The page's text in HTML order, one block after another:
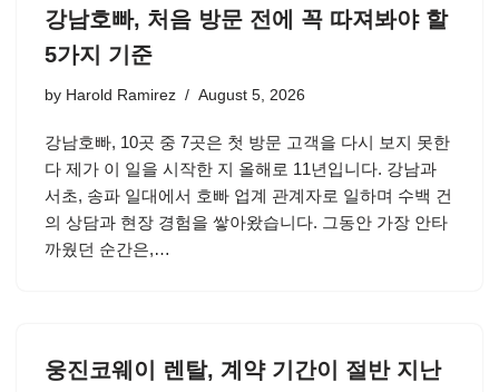
강남호빠, 처음 방문 전에 꼭 따져봐야 할
5가지 기준
by Harold Ramirez August 5, 2026
강남호빠, 10곳 중 7곳은 첫 방문 고객을 다시 보지 못한
다 제가 이 일을 시작한 지 올해로 11년입니다. 강남과
서초, 송파 일대에서 호빠 업계 관계자로 일하며 수백 건
의 상담과 현장 경험을 쌓아왔습니다. 그동안 가장 안타
까웠던 순간은,…
웅진코웨이 렌탈, 계약 기간이 절반 지난